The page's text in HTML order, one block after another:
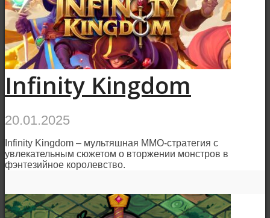
Infinity Kingdom
20.01.2025
Infinity Kingdom – мультяшная ММО-стратегия с
увлекательным сюжетом о вторжении монстров в
фэнтезийное королевство.